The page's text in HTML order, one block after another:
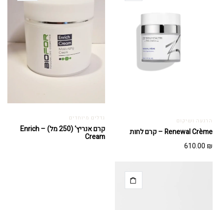
הרגעה ושיקום
Renewal Crème – קרם לחות
610.00 ₪
גדלים מיוחדים
קרם אנריץ' (250 מל) – Enrich
Cream